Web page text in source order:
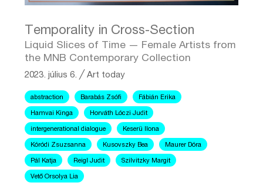
Temporality in Cross-Section
Liquid Slices of Time — Female Artists from
the MNB Contemporary Collection
2023. július 6. ╱Art today
abstraction Barabás Zsófi Fábián Erika
Hamvai Kinga Horváth Lóczi Judit
intergenerational dialogue Keserü Ilona
Kóródi Zsuzsanna Kusovszky Bea Maurer Dóra
Pál Katja Reigl Judit Szilvitzky Margit
Vető Orsolya Lia